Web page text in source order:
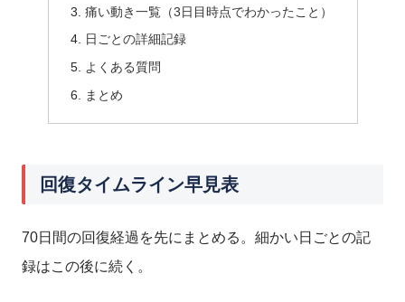
痛い動き一覧（3日目時点でわかったこと）
日ごとの詳細記録
よくある質問
まとめ
回復タイムライン早見表
70日間の回復経過を先にまとめる。細かい日ごとの記
録はこの後に続く。